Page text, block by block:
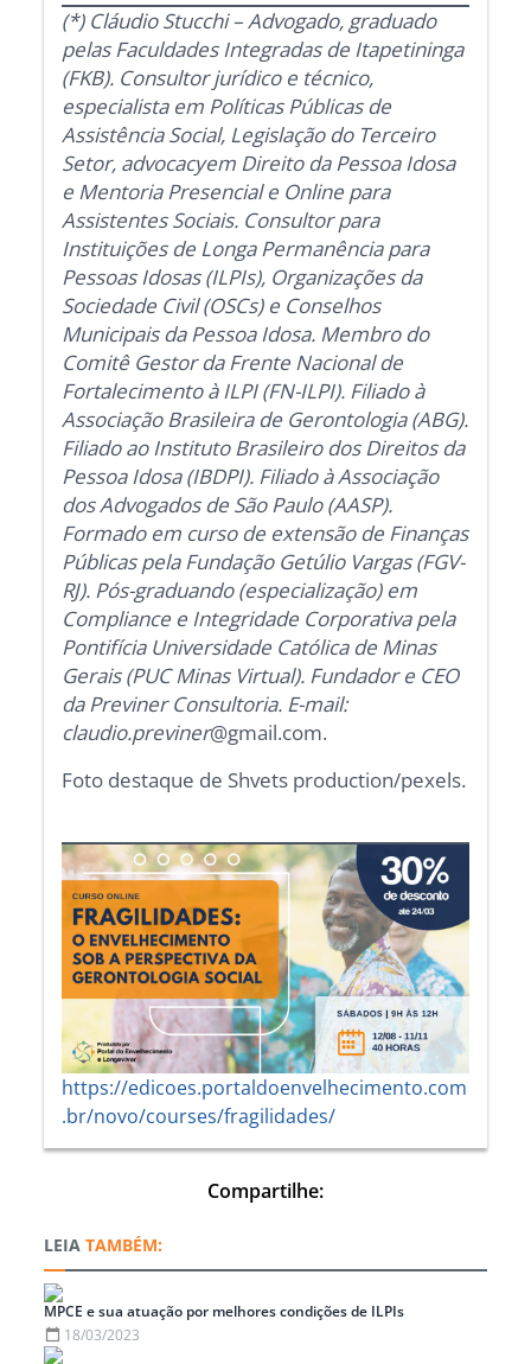
(*) Cláudio Stucchi – Advogado, graduado
pelas Faculdades Integradas de Itapetininga
(FKB). Consultor jurídico e técnico,
especialista em Políticas Públicas de
Assistência Social, Legislação do Terceiro
Setor, advocacyem Direito da Pessoa Idosa
e Mentoria Presencial e Online para
Assistentes Sociais. Consultor para
Instituições de Longa Permanência para
Pessoas Idosas (ILPIs), Organizações da
Sociedade Civil (OSCs) e Conselhos
Municipais da Pessoa Idosa. Membro do
Comitê Gestor da Frente Nacional de
Fortalecimento à ILPI (FN-ILPI). Filiado à
Associação Brasileira de Gerontologia (ABG).
Filiado ao Instituto Brasileiro dos Direitos da
Pessoa Idosa (IBDPI). Filiado à Associação
dos Advogados de São Paulo (AASP).
Formado em curso de extensão de Finanças
Públicas pela Fundação Getúlio Vargas (FGV-
RJ). Pós-graduando (especialização) em
Compliance e Integridade Corporativa pela
Pontifícia Universidade Católica de Minas
Gerais (PUC Minas Virtual). Fundador e CEO
da Previner Consultoria. E-mail:
claudio.previner@gmail.com.
Foto destaque de Shvets production/pexels.
https://edicoes.portaldoenvelhecimento.com
.br/novo/courses/fragilidades/
Compartilhe:
TAMBÉM:
MPCE e sua atuação por melhores condições de ILPIs
18/03/2023